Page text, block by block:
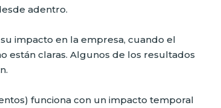
adentro.
impacto en la empresa, cuando el
están claras. Algunos de los resultados
funciona con un impacto temporal